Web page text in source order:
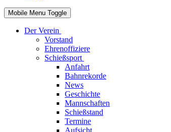
Mobile Menu Toggle
Der Verein
Vorstand
Ehrenoffiziere
Schießsport
Anfahrt
Bahnrekorde
News
Geschichte
Mannschaften
Schießstand
Termine